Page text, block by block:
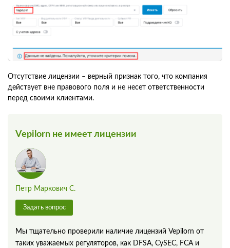
Отсутствие лицензии – верный признак того, что компания
действует вне правового поля и не несет ответственности
перед своими клиентами.
Vepilorn не имеет лицензии
Петр Маркович С.
Задать вопрос
Мы тщательно проверили наличие лицензий Vepilorn от
таких уважаемых регуляторов, как DFSA, CySEC, FCA и